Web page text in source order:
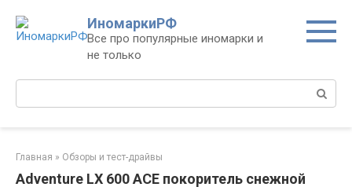
контенту
ИномаркиРФ
Все про популярные иномарки и
не только
Поиск:
Главная » Обзоры и тест-драйвы
Adventure LX 600 ACE покоритель снежной